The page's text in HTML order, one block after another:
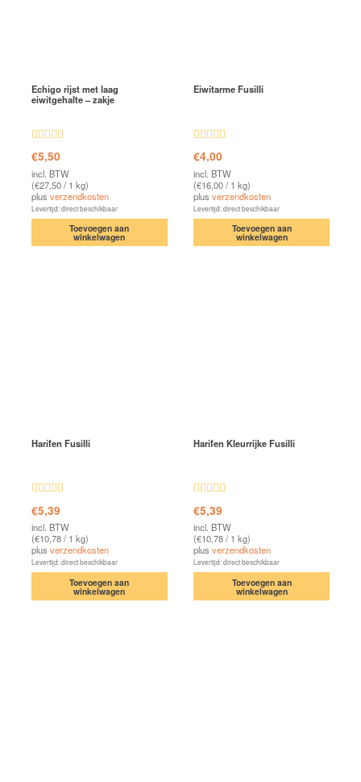
Echigo rijst met laag
eiwitgehalte – zakje
Waardering
4.37uit 5
€5,50
incl. BTW
(€27,50/ 1 kg)
plus verzendkosten
Levertijd: direct beschikbaar
Toevoegen aan
winkelwagen
Eiwitarme Fusilli
Waardering
4.45uit 5
€4,00
incl. BTW
(€16,00/ 1 kg)
plus verzendkosten
Levertijd: direct beschikbaar
Toevoegen aan
winkelwagen
Harifen Fusilli
Waardering
4.58uit 5
€5,39
incl. BTW
(€10,78/ 1 kg)
plus verzendkosten
Levertijd: direct beschikbaar
Toevoegen aan
winkelwagen
Harifen Kleurrijke Fusilli
Waardering
4.70uit 5
€5,39
incl. BTW
(€10,78/ 1 kg)
plus verzendkosten
Levertijd: direct beschikbaar
Toevoegen aan
winkelwagen